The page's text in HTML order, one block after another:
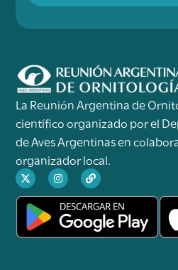
La Reunión Argentina de
científico organizado por el
de Aves Argentinas en
organizador local.